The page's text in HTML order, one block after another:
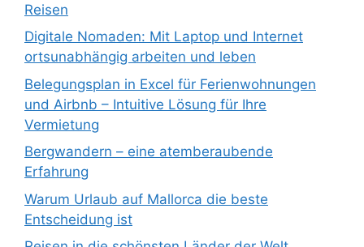
Reisen
Digitale Nomaden: Mit Laptop und Internet
ortsunabhängig arbeiten und leben
Belegungsplan in Excel für Ferienwohnungen
und Airbnb – Intuitive Lösung für Ihre
Vermietung
Bergwandern – eine atemberaubende
Erfahrung
Warum Urlaub auf Mallorca die beste
Entscheidung ist